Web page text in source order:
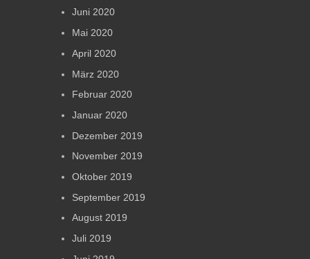
Juni 2020
Mai 2020
April 2020
März 2020
Februar 2020
Januar 2020
Dezember 2019
November 2019
Oktober 2019
September 2019
August 2019
Juli 2019